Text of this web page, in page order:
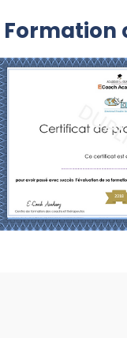
Formation